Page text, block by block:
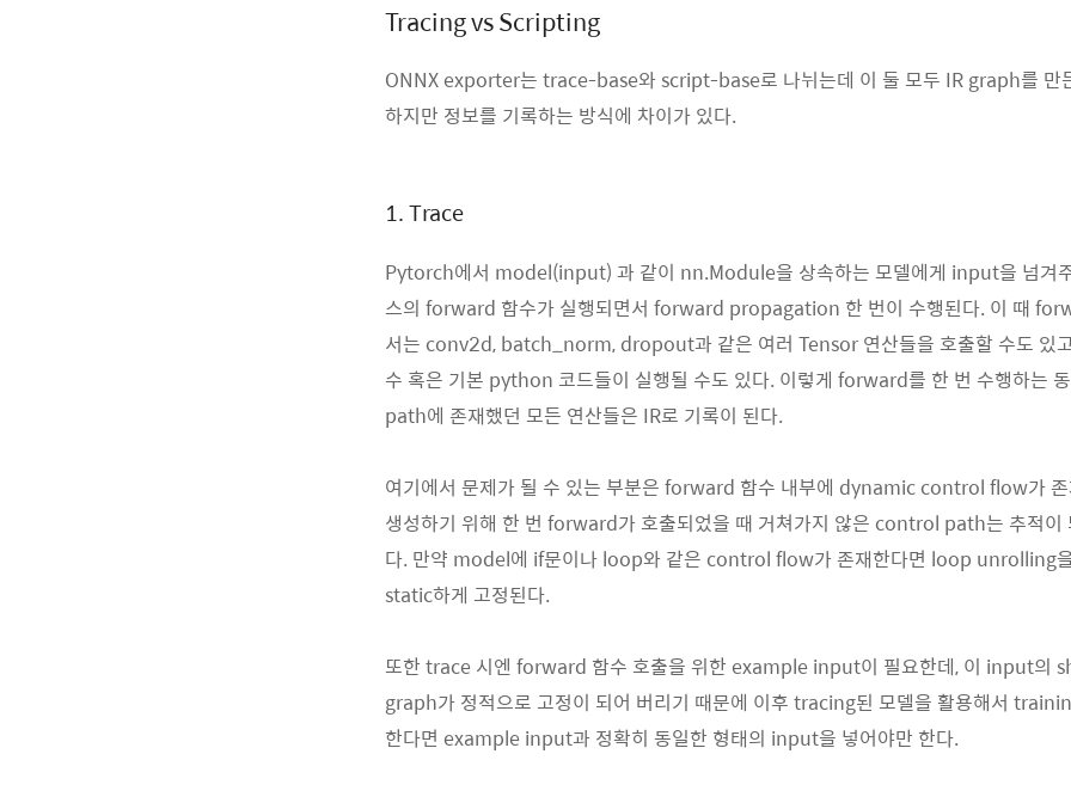
Tracing vs Scripting
ONNX exporter는 trace-base와 script-base로 나뉘는데 이 둘 모두 IR graph를 만
하지만 정보를 기록하는 방식에 차이가 있다.
1. Trace
Pytorch에서 model(input) 과 같이 nn.Module을 상속하는 모델에게 input을 넘겨
스의 forward 함수가 실행되면서 forward propagation 한 번이 수행된다. 이 때
서는 conv2d, batch_norm, dropout과 같은 여러 Tensor 연산들을 호출할 수도 있
수 혹은 기본 python 코드들이 실행될 수도 있다. 이렇게 forward를 한 번 수행하는
path에 존재했던 모든 연산들은 IR로 기록이 된다.
여기에서 문제가 될 수 있는 부분은 forward 함수 내부에 dynamic control flow가
생성하기 위해 한 번 forward가 호출되었을 때 거쳐가지 않은 control path는 추적이
다. 만약 model에 if문이나 loop와 같은 control flow가 존재한다면 loop unrolling
static하게 고정된다.
또한 trace 시엔 forward 함수 호출을 위한 example input이 필요한데, 이 input의
graph가 정적으로 고정이 되어 버리기 때문에 이후 tracing된 모델을 활용해서
한다면 example input과 정확히 동일한 형태의 input을 넣어야만 한다.